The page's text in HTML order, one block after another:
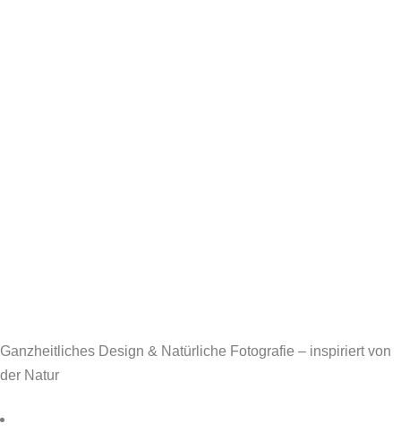
Ganzheitliches Design & Natürliche Fotografie – inspiriert von
der Natur